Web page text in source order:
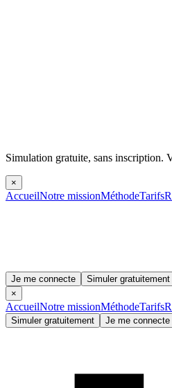
Simulation gratuite, sans inscription.
×
AccueilNotre missionMéthodeTarifs
Je me connecte
Simuler gratuitement
×
AccueilNotre missionMéthodeTarifs
Simuler gratuitement Je me connecte